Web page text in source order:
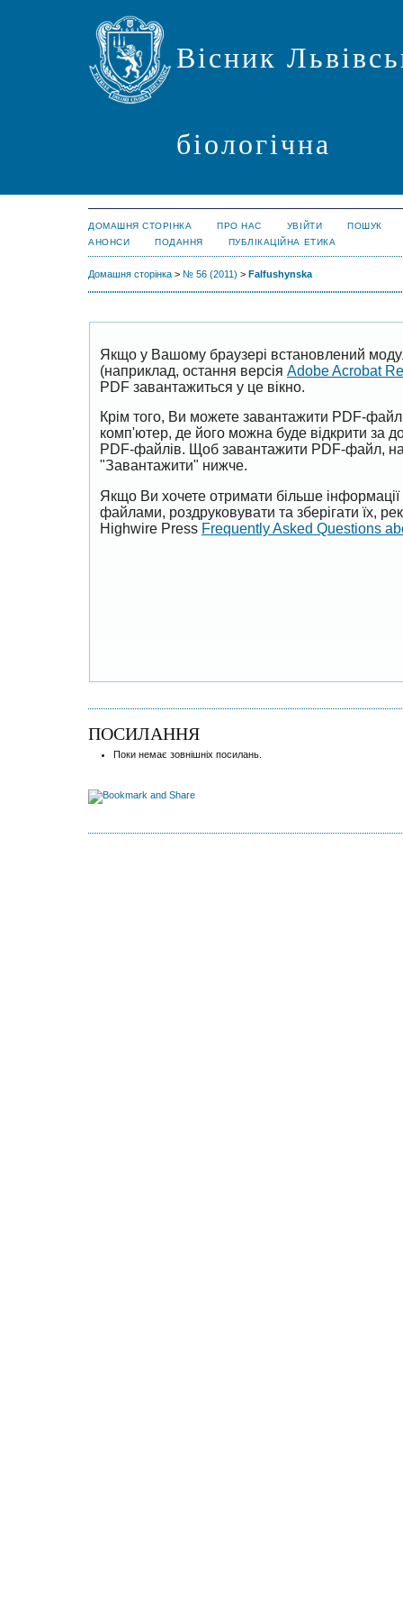
Вісник
біологічна
ДОМАШНЯ СТОРІНКА ПРО НАС УВІЙТИ
ПОШУК
АНОНСИ
ПОДАННЯ ПУБЛІКАЦІЙНА ЕТИКА
Домашня сторінка > № 56 (2011) > Falfushynska
Якщо у Вашому браузері встановлений
(наприклад, остання версія Adobe Acrobat
PDF завантажиться у це вікно.
Крім того, Ви можете завантажити PDF-
комп'ютер, де його можна буде відкрити за
PDF-файлів. Щоб завантажити PDF-файл,
"Завантажити" нижче.
Якщо Ви хочете отримати більше
файлами, роздруковувати та зберігати їх,
Highwire Press Frequently Asked Questions
ПОСИЛАННЯ
Поки немає зовнішніх посилань.